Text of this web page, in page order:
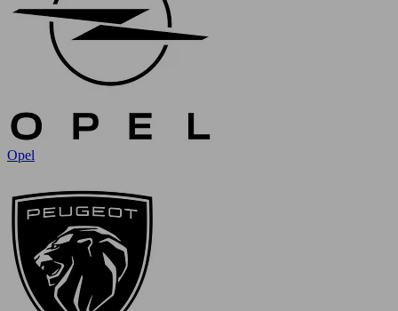
Opel